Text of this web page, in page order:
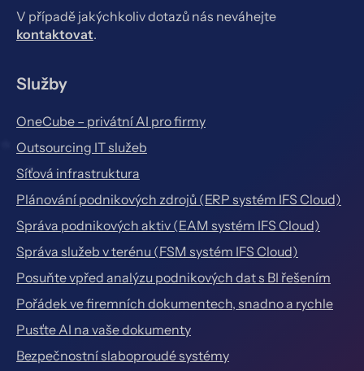
V případě jakýchkoliv dotazů nás neváhejte
kontaktovat.
Služby
OneCube – privátní AI pro firmy
Outsourcing IT služeb
Síťová infrastruktura
Plánování podnikových zdrojů (ERP systém IFS Cloud)
Správa podnikových aktiv (EAM systém IFS Cloud)
Správa služeb v terénu (FSM systém IFS Cloud)
Posuňte vpřed analýzu podnikových dat s BI řešením
Pořádek ve firemních dokumentech, snadno a rychle
Pusťte AI na vaše dokumenty
Bezpečnostní slaboproudé systémy